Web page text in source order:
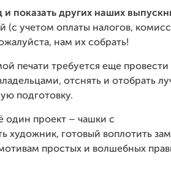
показать других наших
(с учетом оплаты налогов,
нам их собрать!
печати требуется еще провести
отснять и отобрать
подготовку.
один проект – чашки с
готовый воплотить
простых и волшебных